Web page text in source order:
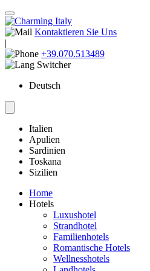
Kontaktieren Sie Uns
|
+39.070.513489
Deutsch
Italien
Apulien
Sardinien
Toskana
Sizilien
Home
Hotels
Luxushotel
Strandhotel
Familienhotels
Romantische Hotels
Wellnesshotels